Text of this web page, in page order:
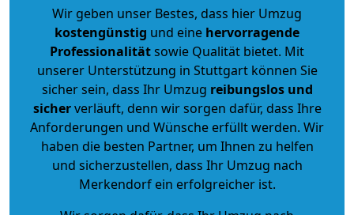
Wir geben unser Bestes, dass hier Umzug
kostengünstig und eine hervorragende
Professionalitätsowie Qualität bietet. Mit
unserer Unterstützung in Stuttgart können Sie
sicher sein, dass Ihr Umzug reibungslos und
sicherverläuft, denn wir sorgen dafür, dass Ihre
Anforderungen und Wünsche erfüllt werden. Wir
haben die besten Partner, um Ihnen zu helfen
und sicherzustellen, dass Ihr Umzug nach
Merkendorf ein erfolgreicher ist.